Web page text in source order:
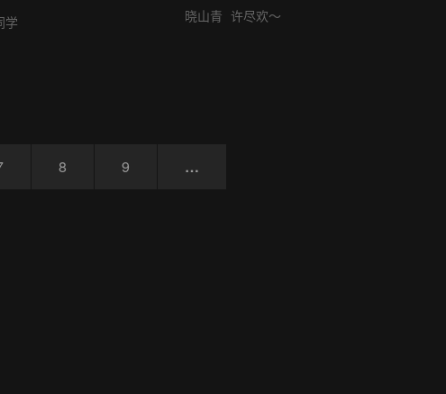
晓山青 许尽欢～
学
8 9 …